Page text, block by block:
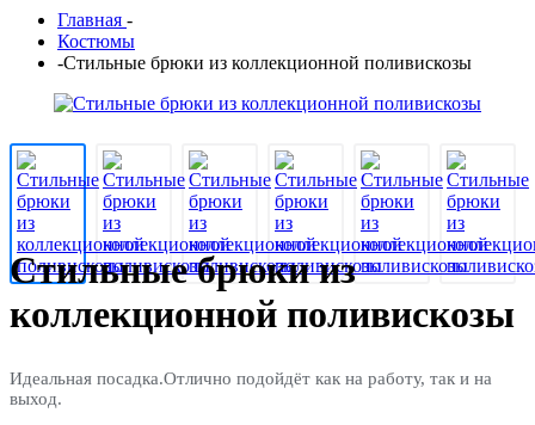
Главная -
Костюмы
-Стильные брюки из коллекционной поливискозы
Стильные брюки из
коллекционной поливискозы
Идеальная посадка.Отлично подойдёт как на работу, так и на
выход.